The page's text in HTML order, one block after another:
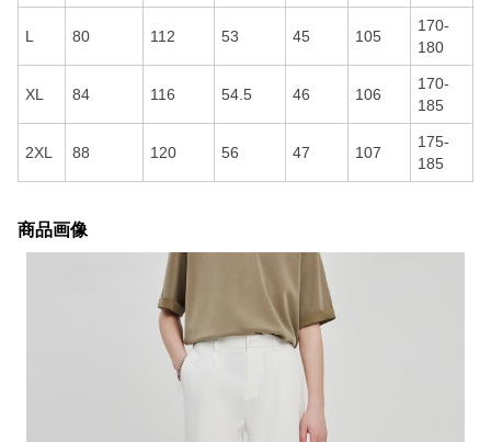
L 80 112 53 45 105
170-
180
XL 84 116 54.5 46 106
170-
185
2XL 88 120 56 47 107
175-
185
商品画像